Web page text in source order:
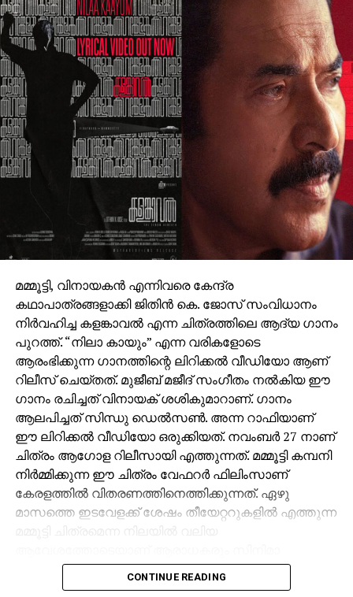
എത്തുന്ന പുതിയ ചിത്രത്തിന്റെ ഒരുക്കങ്ങളിലാണ്.
അതേസമയം, ബാഹുബലി ഒന്നും രണ്ടും ഭാഗങ്ങളും
ചേര്‍ത്ത ‘ദി എപ്പിക്ക്’ തിയറ്ററുകളില്‍ ആവേശം
സൃഷ്ടിച്ചുകൊണ്ടിരിക്കുകയാണ്.
മമ്മൂട്ടി, വിനായകൻ എന്നിവരെ കേന്ദ്ര
കഥാപാത്രങ്ങളാക്കി ജിതിൻ കെ. ജോസ് സംവിധാനം
നിർവഹിച്ച കളങ്കാവൽ എന്ന ചിത്രത്തിലെ ആദ്യ ഗാനം
പുറത്ത്. “നിലാ കായും” എന്ന വരികളോടെ
ആരംഭിക്കുന്ന ഗാനത്തിന്റെ ലിറിക്കൽ വീഡിയോ ആണ്
റിലീസ് ചെയ്തത്. മുജീബ് മജീദ് സംഗീതം നൽകിയ ഈ
ഗാനം രചിച്ചത് വിനായക് ശശികുമാറാണ്. ഗാനം
ആലപിച്ചത് സിന്ധു ഡെൽസൺ. അന്ന റാഫിയാണ്
ഈ ലിറിക്കൽ വീഡിയോ ഒരുക്കിയത്. നവംബർ 27 നാണ്
ചിത്രം ആഗോള റിലീസായി എത്തുന്നത്. മമ്മൂട്ടി കമ്പനി
നിർമ്മിക്കുന്ന ഈ ചിത്രം വേഫറർ ഫിലിംസാണ്
കേരളത്തിൽ വിതരണത്തിനെത്തിക്കുന്നത്. ഏഴു
മാസത്തെ ഇടവേളക്ക് ശേഷം തീയേറ്ററുകളിൽ എത്തുന്ന
പ്രേമികളും കളങ്കാവൽ കാത്തിരിക്കുന്നത്. ജിഷ്ണു
ശ്രീകുമാറും ജിതിൻ കെ ജോസും ചേർന്ന് തിരക്കഥ
CONTINUE READING